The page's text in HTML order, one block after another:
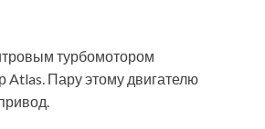
турбомотором
Atlas. Пару этому двигателю